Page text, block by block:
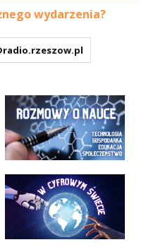
wydarzenia?